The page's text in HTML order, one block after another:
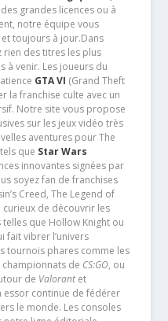
grandes licences ou à
notre équipe vous
toujours à jour.Dans
rien des titres les plus
à venir. Les joueurs du
GTA VI (Grand Theft
la franchise culte avec un
Notre site vous propose
sur les jeux vidéo très
aventures pour The
que Star Wars
innovantes signées par
soyez fan de franchises
Creed, The Legend of
curieux de découvrir les
que Hollow Knight ou
fait vibrer l’univers
tournois phares comme les
championnats de CS:GO, ou
de Valorantet
essor continue de fédérer
le monde. Les consoles